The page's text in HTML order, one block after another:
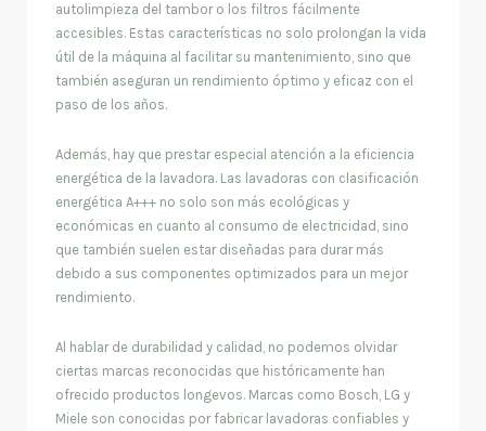
autolimpieza del tambor o los filtros fácilmente
accesibles. Estas características no solo prolongan la vida
útil de la máquina al facilitar su mantenimiento, sino que
también aseguran un rendimiento óptimo y eficaz con el
paso de los años.
Además, hay que prestar especial atención a la eficiencia
energética de la lavadora. Las lavadoras con clasificación
energética A+++ no solo son más ecológicas y
económicas en cuanto al consumo de electricidad, sino
que también suelen estar diseñadas para durar más
debido a sus componentes optimizados para un mejor
rendimiento.
Al hablar de durabilidad y calidad, no podemos olvidar
ciertas marcas reconocidas que históricamente han
ofrecido productos longevos. Marcas como Bosch, LG y
Miele son conocidas por fabricar lavadoras confiables y